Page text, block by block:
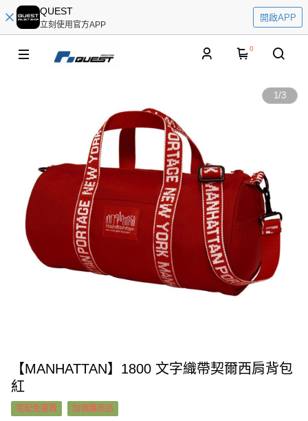
QUEST
立刻使用官方APP
開啟APP
0
1/3
【MANHATTAN】1800 文字織帶契爾西肩背包
紅
宅配免運費 加價購商品